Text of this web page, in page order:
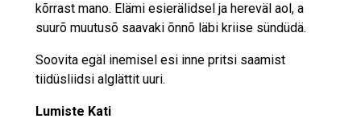
kõrrast mano. Elämi esierälidsel ja hereväl aol, a
suurõ muutusõ saavaki õnnõ läbi kriise sündüdä.
Soovita egäl inemisel esi inne pritsi saamist
tiidüsliidsi alglättit uuri.
Lumiste Kati